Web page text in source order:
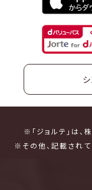
※「ジョルテ」は、
※その他、記載され